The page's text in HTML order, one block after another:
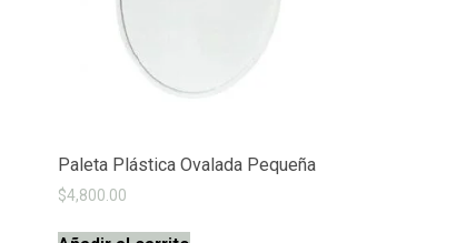
Paleta Plástica Ovalada Pequeña
$4,800.00